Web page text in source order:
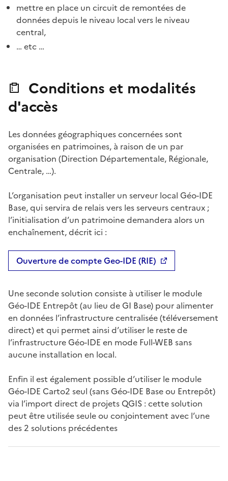
mettre en place un circuit de remontées de
données depuis le niveau local vers le niveau
central,
… etc …
Conditions et modalités
d'accès
Les données géographiques concernées sont
organisées en patrimoines, à raison de un par
organisation (Direction Départementale, Régionale,
Centrale, …).
L’organisation peut installer un serveur local Géo-IDE
Base, qui servira de relais vers les serveurs centraux ;
l’initialisation d’un patrimoine demandera alors un
enchaînement, décrit ici :
Ouverture de compte Geo-IDE (RIE)
Une seconde solution consiste à utiliser le module
Géo-IDE Entrepôt (au lieu de GI Base) pour alimenter
en données l’infrastructure centralisée (téléversement
direct) et qui permet ainsi d’utiliser le reste de
l’infrastructure Géo-IDE en mode Full-WEB sans
aucune installation en local.
Enfin il est également possible d’utiliser le module
Géo-IDE Carto2 seul (sans Géo-IDE Base ou Entrepôt)
via l’import direct de projets QGIS : cette solution
peut être utilisée seule ou conjointement avec l’une
des 2 solutions précédentes